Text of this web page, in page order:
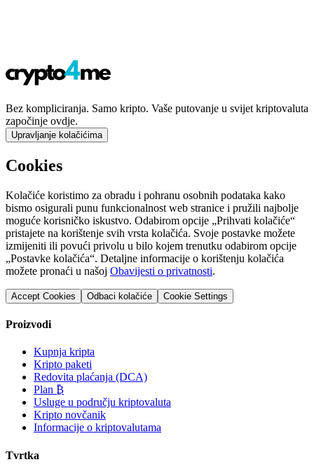
Bez kompliciranja. Samo kripto. Vaše putovanje u svijet kriptovaluta
započinje ovdje.
Upravljanje kolačićima
Cookies
Kolačiće koristimo za obradu i pohranu osobnih podataka kako
bismo osigurali punu funkcionalnost web stranice i pružili najbolje
moguće korisničko iskustvo. Odabirom opcije „Prihvati kolačiće“
pristajete na korištenje svih vrsta kolačića. Svoje postavke možete
izmijeniti ili povući privolu u bilo kojem trenutku odabirom opcije
„Postavke kolačića“. Detaljne informacije o korištenju kolačića
možete pronaći u našoj Obavijesti o privatnosti.
Accept Cookies Odbaci kolačiće Cookie Settings
Proizvodi
Kupnja kripta
Kripto paketi
Redovita plaćanja (DCA)
Plan ₿
Usluge u području kriptovaluta
Kripto novčanik
Informacije o kriptovalutama
Tvrtka